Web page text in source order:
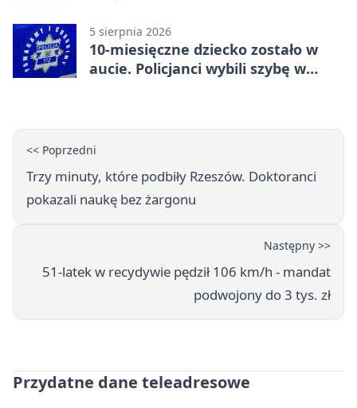
5 sierpnia 2026
10-miesięczne dziecko zostało w
aucie. Policjanci wybili szybę w
<< Poprzedni
Trzy minuty, które podbiły Rzeszów. Doktoranci
pokazali naukę bez żargonu
Następny >>
51-latek w recydywie pędził 106 km/h - mandat
podwojony do 3 tys. zł
Przydatne dane teleadresowe